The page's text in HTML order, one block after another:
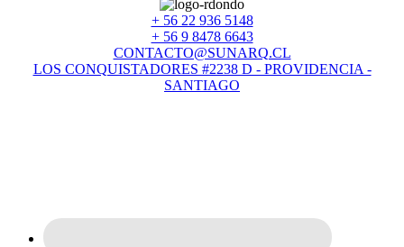
+ 56 22 936 5148
+ 56 9 8478 6643
CONTACTO@SUNARQ.CL
LOS CONQUISTADORES #2238 D - PROVIDENCIA -
SANTIAGO